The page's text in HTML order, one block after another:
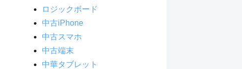
ロジックボード
中古iPhone
中古スマホ
中古端末
中華タブレット